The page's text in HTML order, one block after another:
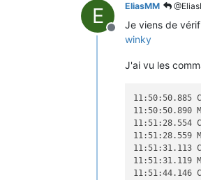
E
Offline
EliasMM
Je viens de
winky
J'ai vu les
11:50:50.885
11:50:50.890
11:51:28.554
11:51:28.559
11:51:31.113
11:51:31.119
11:51:44.146